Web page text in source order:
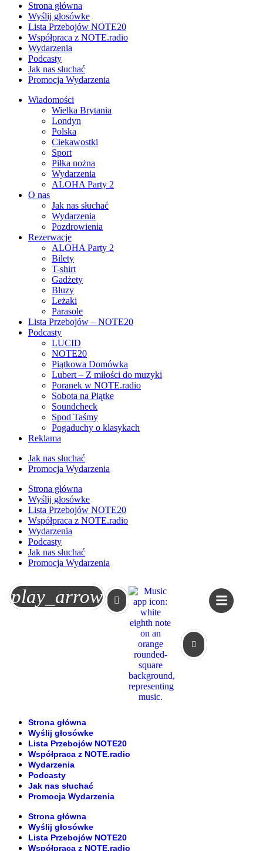
Strona główna
Wyślij głosówke
Lista Przebojów NOTE20
Współpraca z NOTE.radio
Wydarzenia
Podcasty
Jak nas słuchać
Promocja Wydarzenia
Wiadomości
Wielka Brytania
Londyn
Polska
Ciekawostki
Sport
Piłka nożna
Wydarzenia
ALOHA Party 2
O nas
Jak nas słuchać
Wydarzenia
Pozdrowienia
Rezerwacje
ALOHA Party 2
Bilety
T-shirt
Gadżety
Bluzy
Leżaki
Parasole
Lista Przebojów – NOTE20
Podcasty
LUCID
NOTE20
Piątkowa Domówka
Lubert – Z miłości do muzyki
Poranek w NOTE.radio
Sobota na Piątke
Soundcheck
Spod Taśmy
Pogaduchy o klasykach
Reklama
Jak nas słuchać
Promocja Wydarzenia
Strona główna
Wyślij głosówke
Lista Przebojów NOTE20
Współpraca z NOTE.radio
Wydarzenia
Podcasty
Jak nas słuchać
Promocja Wydarzenia
play_arrow
Strona główna
Wyślij głosówke
Lista Przebojów NOTE20
Współpraca z NOTE.radio
Wydarzenia
Podcasty
Jak nas słuchać
Promocja Wydarzenia
Strona główna
Wyślij głosówke
Lista Przebojów NOTE20
Współpraca z NOTE.radio